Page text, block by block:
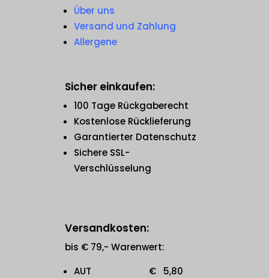
Über uns
Versand und Zahlung
Allergene
Sicher einkaufen:
100 Tage Rückgaberecht
Kostenlose Rücklieferung
Garantierter Datenschutz
Sichere SSL-
Verschlüsselung
Versandkosten:
bis € 79,- Warenwert:
AUT € 5,80